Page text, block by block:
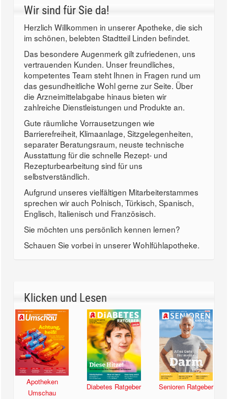
Wir sind für Sie da!
Herzlich Willkommen in unserer Apotheke, die sich
im schönen, belebten Stadtteil Linden befindet.
Das besondere Augenmerk gilt zufriedenen, uns
vertrauenden Kunden. Unser freundliches,
kompetentes Team steht Ihnen in Fragen rund um
das gesundheitliche Wohl gerne zur Seite. Über
die Arzneimittelabgabe hinaus bieten wir
zahlreiche Dienstleistungen und Produkte an.
Gute räumliche Vorrausetzungen wie
Barrierefreiheit, Klimaanlage, Sitzgelegenheiten,
separater Beratungsraum, neuste technische
Ausstattung für die schnelle Rezept- und
Rezepturbearbeitung sind für uns
selbstverständlich.
Aufgrund unseres vielfältigen Mitarbeiterstammes
sprechen wir auch Polnisch, Türkisch, Spanisch,
Englisch, Italienisch und Französisch.
Sie möchten uns persönlich kennen lernen?
Schauen Sie vorbei in unserer Wohlfühlapotheke.
Klicken und Lesen
Apotheken
Umschau
Diabetes Ratgeber Senioren Ratgeber